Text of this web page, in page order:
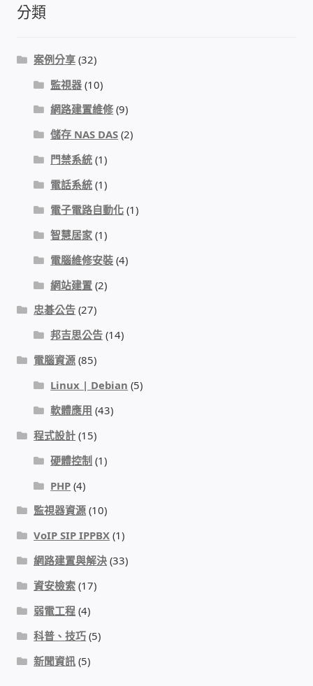
電子鎖 凱特安Kwikset
電子模組電路模塊
門禁安全控制 工具 軟體 手冊
建築技術設備設置
租屋維修、租屋安全
智慧電錶、儲值、雲端 電子式電錶
公用房間插卡計費方案
充電樁
線上網路購物
DIY材料
結帳
退款和退貨政策
分類
案例分享 (32)
監視器 (10)
網路建置維修 (9)
儲存 NAS DAS (2)
門禁系統 (1)
電話系統 (1)
電子電路自動化 (1)
智慧居家 (1)
電腦維修安裝 (4)
網站建置 (2)
忠碁公告 (27)
邦吉思公告 (14)
電腦資源 (85)
Linux | Debian (5)
軟體應用 (43)
程式設計 (15)
硬體控制 (1)
PHP (4)
監視器資源 (10)
VoIP SIP IPPBX (1)
網路建置與解決 (33)
資安檢索 (17)
弱電工程 (4)
科普、技巧 (5)
新聞資訊 (5)